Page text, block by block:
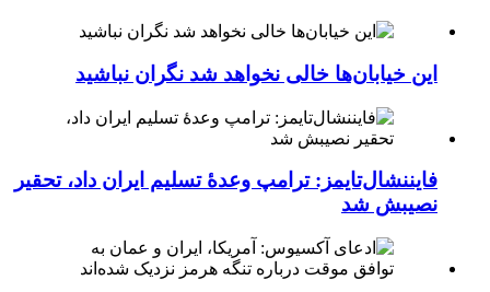
این خیابان‌ها خالی نخواهد شد نگران نباشید
فایننشال‌تایمز: ترامپ وعدۀ تسلیم ایران داد، تحقیر
نصیبش شد